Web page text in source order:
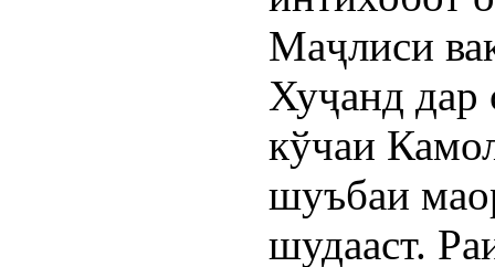
Маҷлиси
Хуҷанд дар
кўчаи
шуъбаи
шудааст.